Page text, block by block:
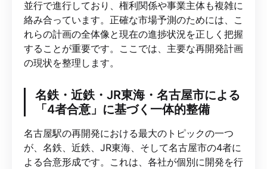
並行で進行しており、権利関係や事業主体も複雑に
絡み合っています。正確な市場予測のためには、こ
れらの計画の全体像と現在の進捗状況を正しく把握
することが重要です。ここでは、主要な再開発計画
の現状を整理します。
名鉄・近鉄・JR東海・名古屋市による
「4者合意」に基づく一体的整備
名古屋駅の再開発における最大のトピックの一つ
が、名鉄、近鉄、JR東海、そして名古屋市の4者に
よる合意形成です。これは、各社が個別に開発を行